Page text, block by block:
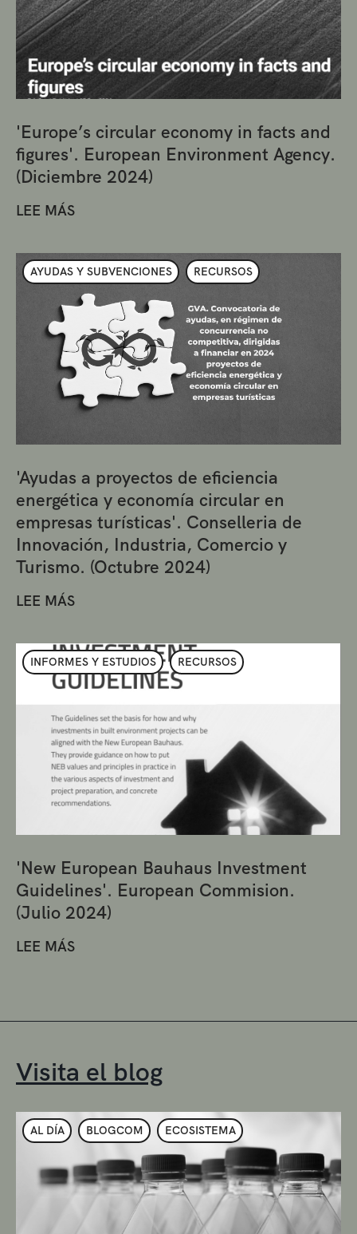
'Europe’s circular economy in facts and
figures'. European Environment Agency.
(Diciembre 2024)
LEE MÁS
AYUDAS Y SUBVENCIONES RECURSOS
'Ayudas a proyectos de eficiencia
energética y economía circular en
empresas turísticas'. Conselleria de
Innovación, Industria, Comercio y
Turismo. (Octubre 2024)
LEE MÁS
INFORMES Y ESTUDIOS RECURSOS
'New European Bauhaus Investment
Guidelines'. European Commision.
(Julio 2024)
LEE MÁS
Visita el blog
AL DÍA BLOGCOM ECOSISTEMA